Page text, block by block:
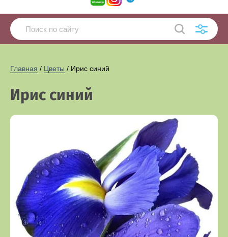
Главная / Цветы / Ирис синий
Ирис синий